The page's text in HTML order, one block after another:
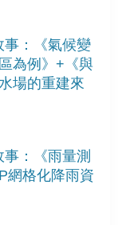
事：《氣候變
為例》+《與
場的重建來
：《雨量測
網格化降雨資